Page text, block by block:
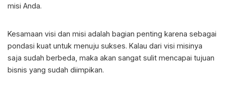
misi Anda.
Kesamaan visi dan misi adalah bagian penting karena sebagai
pondasi kuat untuk menuju sukses. Kalau dari visi misinya
saja sudah berbeda, maka akan sangat sulit mencapai tujuan
bisnis yang sudah diimpikan.